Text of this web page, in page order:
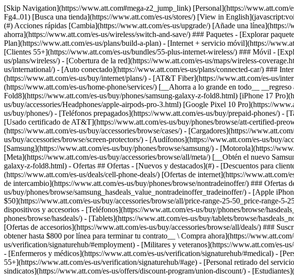
[Skip Navigation](https://www.att.com#mega-z2_jump_link) [Personal](https://www.att.com/es-us/) [Empresas](https://www.att.com/es-us/?1036077272%3BamdU7ms02uyDVD7hILrWak6c7DshIidU2t-Fg4..01) [Busca una tienda](https://www.att.com/es-us/stores/) [View in English](javascript:void%280%29) [](https://www.att.com/es-us/) - Tienda ## Tienda - [Planes y servicios](#) - [Dispositivos y accesorios](#) Acciones rápidas [Cambia](https://www.att.com/es-us/upgrade/) [Añade una línea](https://www.att.com/es-us/plans/add-a-line/) [Trae tu propio teléfono](https://www.att.com/es-us/wireless/byod/) [Cambia y ahorra](https://www.att.com/es-us/wireless/switch-and-save/) ### Paquetes - [Explorar paquetes](https://www.att.com/es-us/bundles/) - [AT&T OneConnect](https://www.att.com/es-us/oneconnect/) - [Build-A-Plan](https://www.att.com/es-us/plans/build-a-plan) - [Internet + servicio móvil](https://www.att.com/es-us/bundles/internet-wireless/) - [Internet + teléfono residencial](https://www.att.com/es-us/home-phone/) - [Clientes 55+](https://www.att.com/es-us/bundles/55-plus-internet-wireless/) ### Móvil - [Explora servicio móvil](https://www.att.com/es-us/wireless/) - [Planes de teléfonos](https://www.att.com/es-us/plans/wireless/) - [Cobertura de la red](https://www.att.com/es-us/maps/wireless-coverage.html) - [Prepago](https://www.att.com/es-us/prepaid/) - [Adicionales internacionales](https://www.att.com/es-us/international/) - [Auto conectado](https://www.att.com/es-us/plans/connected-car/) ### Internet residencial - [Explora internet residencial](https://www.att.com/es-us/internet/) - [Ve la disponibilidad](https://www.att.com/es-us/buy/internet/plans/) - [AT&T Fiber](https://www.att.com/es-us/internet/fiber/) - [AT&T Internet Air](https://www.att.com/es-us/internet/internet-air/) - [Teléfono residencial](https://www.att.com/es-us/home-phone/services/) [__Ahorra a lo grande en todo__ __regreso a clases__ \ Ver ofertas](https://www.att.com/es-us/deals/back-to-school/) Últimas novedades [Samsung Galaxy Z Fold8](https://www.att.com/es-us/buy/phones/samsung-galaxy-z-fold8.html) [iPhone 17 Pro](https://www.att.com/es-us/buy/phones/apple-iphone-17-pro.html) [AirPods Pro 3](https://www.att.com/es-us/buy/accessories/Headphones/apple-airpods-pro-3.html) [Google Pixel 10 Pro](https://www.att.com/es-us/buy/phones/google-pixel-10-pro.html) ### Dispositivos - [Teléfonos](https://www.att.com/es-us/buy/phones/) - [Teléfonos prepagados](https://www.att.com/es-us/buy/prepaid-phones/) - [Tablets](https://www.att.com/es-us/buy/tablets/) - [Relojes inteligentes](https://www.att.com/es-us/buy/wearables/) - [Usado certificado de AT&T](https://www.att.com/es-us/buy/phones/browse/att-certified-preowned) ### Accesorios - [Ver todos los accesorios](https://www.att.com/es-us/accessories/) - [Estuches](https://www.att.com/es-us/buy/accessories/browse/cases/) - [Cargadores](https://www.att.com/es-us/buy/accessories/browse/chargers/) - [Protector para pantalla](https://www.att.com/es-us/buy/accessories/browse/screen-protectors/) - [Audífonos](https://www.att.com/es-us/buy/accessories/browse/headphones/) ### Brands - [Apple](https://www.att.com/es-us/buy/phones/browse/apple/) - [Samsung](https://www.att.com/es-us/buy/phones/browse/samsung/) - [Motorola](https://www.att.com/es-us/buy/phones/browse/motorola/) - [Google](https://www.att.com/es-us/buy/phones/browse/google/) - [Meta](https://www.att.com/es-us/buy/accessories/browse/all/meta/) [__Obtén el nuevo Samsung Galaxy Z Fold8 por $0 con intercambio elegible__ \ Reserva](https://www.att.com/es-us/buy/phones/samsung-galaxy-z-fold8.html) - Ofertas ## Ofertas - [Nuevos y destacados](#) - [Descuentos para clientes](#) Destacados [Ve todas las ofertas](https://www.att.com/es-us/deals/) [Ofertas de servicio móvil](https://www.att.com/es-us/deals/cell-phone-deals/) [Ofertas de internet](https://www.att.com/es-us/deals/internet/) [Ofertas de intercambio](https://www.att.com/es-us/buy/phones/browse/tradeinoffer/) [Sin ofertas de intercambio](https://www.att.com/es-us/buy/phones/browse/nontradeinoffer/) ### Ofertas de tendencia - [Samsung Galaxy](https://www.att.com/es-us/buy/phones/browse/samsung_hasdeals_value_nontradeinoffer_tradeinoffer/) - [Apple iPhone](https://www.att.com/es-us/buy/phones/browse/